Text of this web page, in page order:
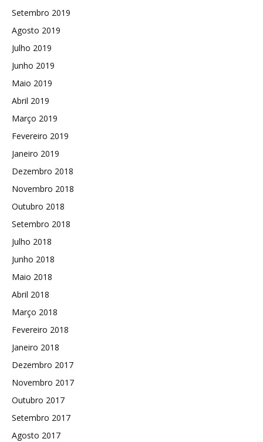
Setembro 2019
Agosto 2019
Julho 2019
Junho 2019
Maio 2019
Abril 2019
Março 2019
Fevereiro 2019
Janeiro 2019
Dezembro 2018
Novembro 2018
Outubro 2018
Setembro 2018
Julho 2018
Junho 2018
Maio 2018
Abril 2018
Março 2018
Fevereiro 2018
Janeiro 2018
Dezembro 2017
Novembro 2017
Outubro 2017
Setembro 2017
Agosto 2017